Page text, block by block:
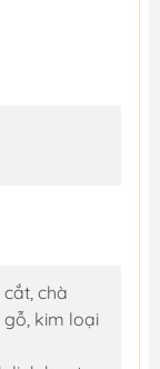
chà
gỗ, kim loại